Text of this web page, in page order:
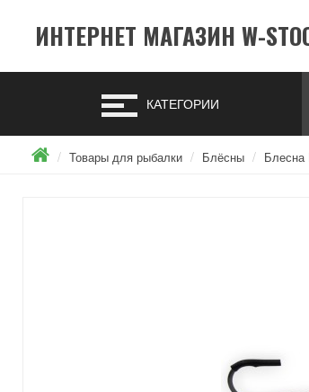
ИНТЕРНЕТ МАГАЗИН W-
КАТЕГОРИИ
Товары для рыбалки Блёсны Блесна